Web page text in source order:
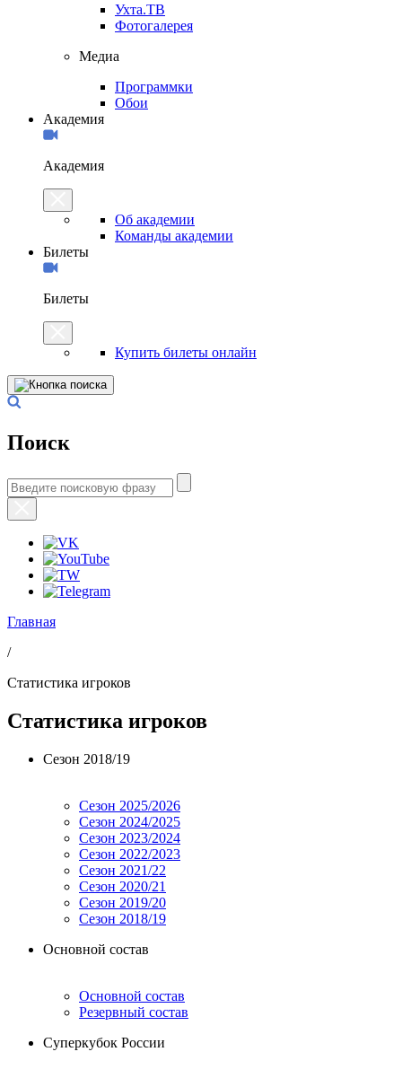
Ухта.ТВ
Фотогалерея
Медиа
Программки
Обои
Академия
Академия
Об академии
Команды академии
Билеты
Билеты
Купить билеты онлайн
Поиск
Главная
/
Статистика игроков
Статистика игроков
Сезон 2018/19
Сезон 2025/2026
Сезон 2024/2025
Сезон 2023/2024
Сезон 2022/2023
Сезон 2021/22
Сезон 2020/21
Сезон 2019/20
Сезон 2018/19
Основной состав
Основной состав
Резервный состав
Суперкубок России